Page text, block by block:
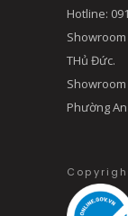
Hotline:
Showroom
THủ Đức.
Phường